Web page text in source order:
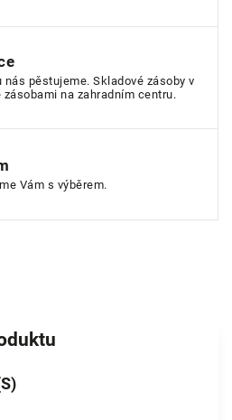
pěstujeme. Skladové zásoby v
na zahradním centru.
Vám s výběrem.